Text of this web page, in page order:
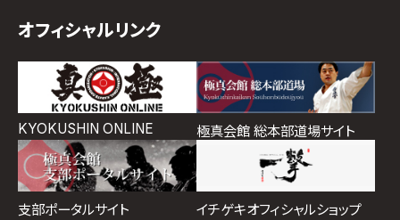
オフィシャルリンク
KYOKUSHIN ONLINE 極真会館 総本部道場サイト
支部ポータルサイト イチゲキオフィシャルショップ